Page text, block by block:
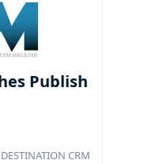
Publish
CRM